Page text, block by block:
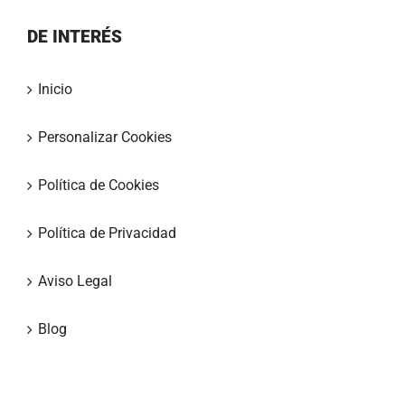
DE INTERÉS
Inicio
Personalizar Cookies
Política de Cookies
Política de Privacidad
Aviso Legal
Blog